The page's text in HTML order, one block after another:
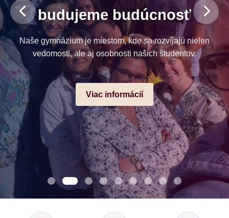
budujeme budúcnosť
Naše gymnázium je miestom, kde sa rozvíjajú nielen
vedomosti, ale aj osobnosti našich študentov.
Viac informácií